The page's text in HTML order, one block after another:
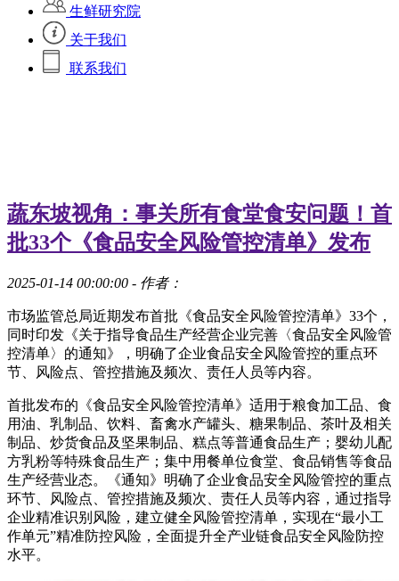
生鲜研究院
关于我们
联系我们
蔬东坡视角：事关所有食堂食安问题！首
批33个《食品安全风险管控清单》发布
2025-01-14 00:00:00 - 作者：
​市场监管总局近期发布首批《食品安全风险管控清单》33个，
同时印发《关于指导食品生产经营企业完善〈食品安全风险管
控清单〉的通知》，明确了企业食品安全风险管控的重点环
节、风险点、管控措施及频次、责任人员等内容。
首批发布的《食品安全风险管控清单》适用于粮食加工品、食
用油、乳制品、饮料、畜禽水产罐头、糖果制品、茶叶及相关
制品、炒货食品及坚果制品、糕点等普通食品生产；婴幼儿配
方乳粉等特殊食品生产；集中用餐单位食堂、食品销售等食品
生产经营业态。《通知》明确了企业食品安全风险管控的重点
环节、风险点、管控措施及频次、责任人员等内容，通过指导
企业精准识别风险，建立健全风险管控清单，实现在“最小工
作单元”精准防控风险，全面提升全产业链食品安全风险防控
水平。